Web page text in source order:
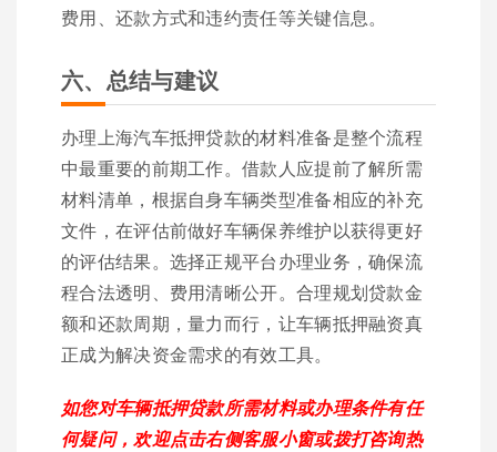
费用、还款方式和违约责任等关键信息。
六、总结与建议
办理上海汽车抵押贷款的材料准备是整个流程
中最重要的前期工作。借款人应提前了解所需
材料清单，根据自身车辆类型准备相应的补充
文件，在评估前做好车辆保养维护以获得更好
的评估结果。选择正规平台办理业务，确保流
程合法透明、费用清晰公开。合理规划贷款金
额和还款周期，量力而行，让车辆抵押融资真
正成为解决资金需求的有效工具。
如您对车辆抵押贷款所需材料或办理条件有任
何疑问，欢迎点击右侧客服小窗或拨打咨询热